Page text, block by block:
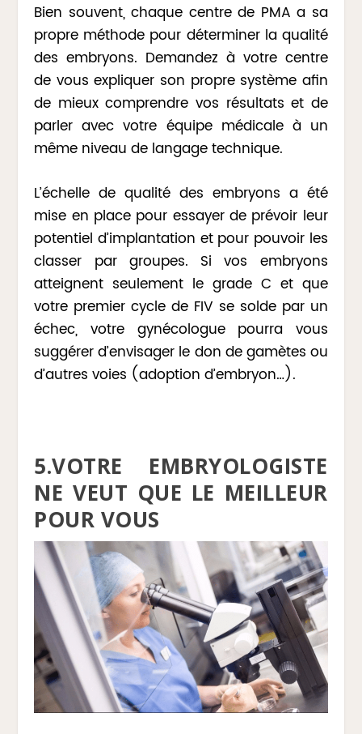
Bien souvent, chaque centre de PMA a sa
propre méthode pour déterminer la qualité
des embryons. Demandez à votre centre
de vous expliquer son propre système afin
de mieux comprendre vos résultats et de
parler avec votre équipe médicale à un
même niveau de langage technique.
L’échelle de qualité des embryons a été
mise en place pour essayer de prévoir leur
potentiel d’implantation et pour pouvoir les
classer par groupes. Si vos embryons
atteignent seulement le grade C et que
votre premier cycle de FIV se solde par un
échec, votre gynécologue pourra vous
suggérer d’envisager le don de gamètes ou
d’autres voies (adoption d’embryon…).
5.VOTRE EMBRYOLOGISTE
NE VEUT QUE LE MEILLEUR
POUR VOUS